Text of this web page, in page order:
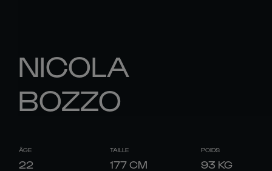
NICOLA
BOZZO
ÂGE
22
TAILLE
177CM
POIDS
93 KG